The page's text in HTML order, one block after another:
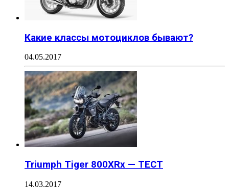
Какие классы мотоциклов бывают?
04.05.2017
Triumph Tiger 800XRx — ТЕСТ
14.03.2017